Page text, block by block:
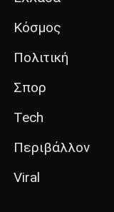
Κόσμος
Πολιτική
Σπορ
Tech
Περιβάλλον
Viral